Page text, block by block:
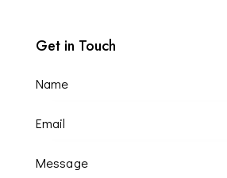
Get in Touch